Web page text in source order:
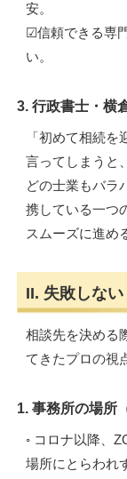
安。
☑信頼できる専
い。
3. 行政書士・横
「初めて相続
言ってしまうと
どの士業もバラ
携している一つ
スムーズに進め
II. 失敗しない
相談先を決める
てきたプロの視
1. 事務所の場所
◦ コロナ以降、
場所にとらわれ